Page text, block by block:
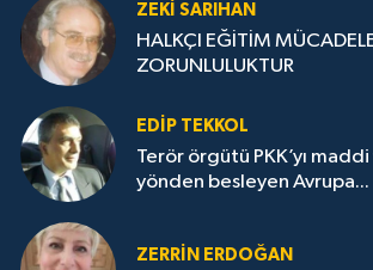
ZEKI SARIHAN
HALKÇI EĞİTİM
ZORUNLULUKTUR
EDIP TEKKOL
Terör örgütü PKK’yı
yönden besleyen Avrupa...
ZERRIN ERDOĞAN